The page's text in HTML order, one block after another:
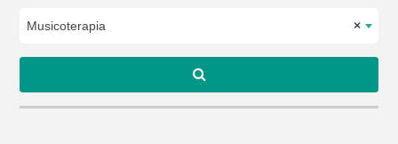
×
Musicoterapia